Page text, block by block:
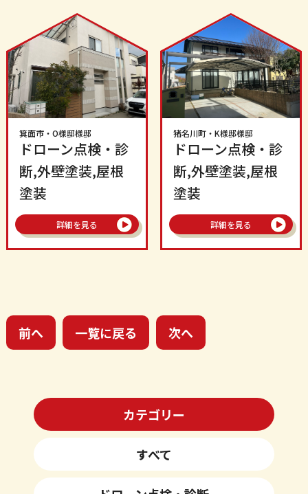
箕面市・ O様邸様邸
ドローン点検・診
断,外壁塗装,屋根
塗装
詳細を見る
猪名川町・ K様邸様邸
ドローン点検・診
断,外壁塗装,屋根
塗装
詳細を見る
前へ 一覧に戻る 次へ
カテゴリー
すべて